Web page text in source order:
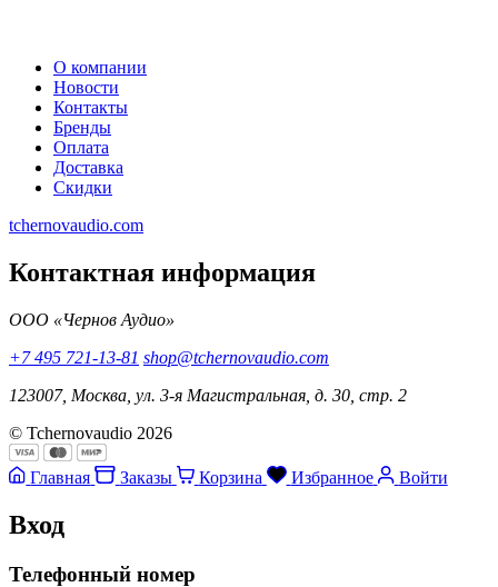
О компании
Новости
Контакты
Бренды
Оплата
Доставка
Скидки
tchernovaudio.com
Контактная информация
ООО «Чернов Аудио»
+7 495 721-13-81 shop@tchernovaudio.com
123007, Москва, ул. 3-я Магистральная, д. 30, стр. 2
© Tchernovaudio 2026
Главная Заказы Корзина Избранное Войти
Вход
Телефонный номер